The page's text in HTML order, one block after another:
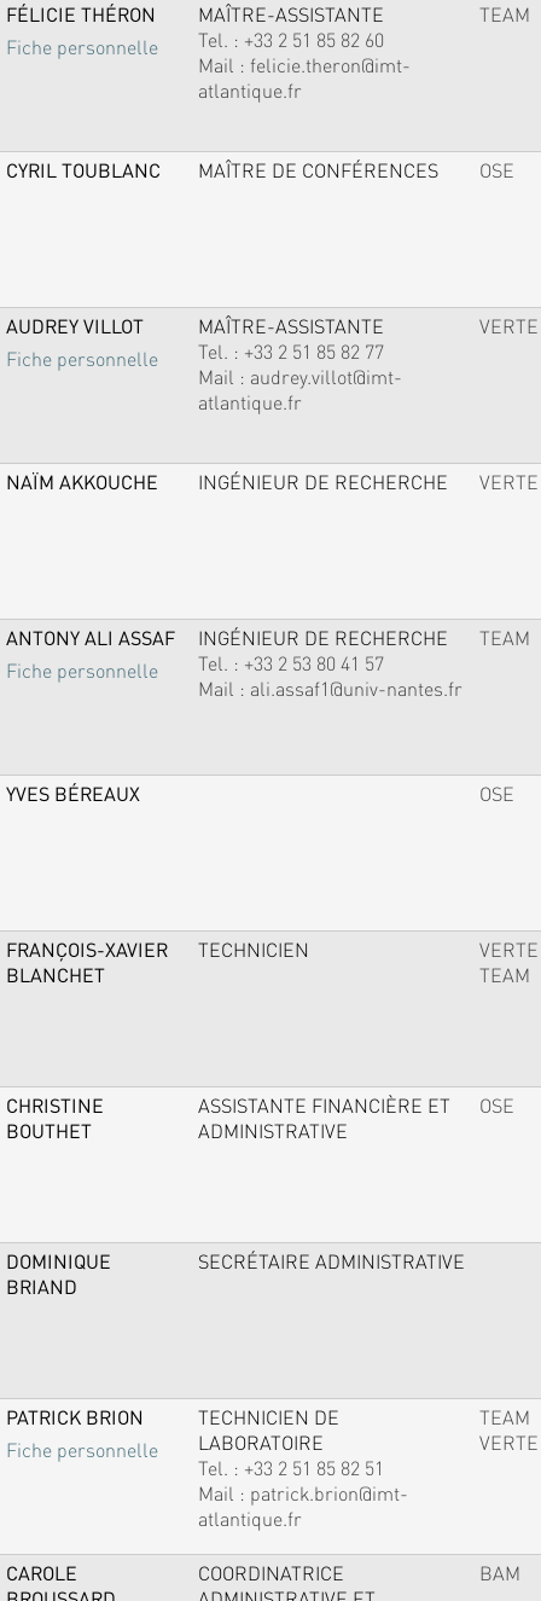
FÉLICIE THÉRON
Fiche personnelle
MAÎTRE-ASSISTANTE
Tel. : +33 2 51 85 82 60
Mail : felicie.theron@imt-
atlantique.fr
TEAM
CYRIL TOUBLANC MAÎTRE DE CONFÉRENCES OSE
AUDREY VILLOT
Fiche personnelle
MAÎTRE-ASSISTANTE
Tel. : +33 2 51 85 82 77
Mail : audrey.villot@imt-
atlantique.fr
VERTE
NAÏM AKKOUCHE INGÉNIEUR DE RECHERCHE VERTE
ANTONY ALI ASSAF
Fiche personnelle
INGÉNIEUR DE RECHERCHE
Tel. : +33 2 53 80 41 57
Mail : ali.assaf1@univ-nantes.fr
TEAM
YVES BÉREAUX OSE
FRANÇOIS-XAVIER
BLANCHET
TECHNICIEN
VERTE
TEAM
CHRISTINE
BOUTHET
ASSISTANTE FINANCIÈRE ET
ADMINISTRATIVE
OSE
DOMINIQUE
BRIAND
SECRÉTAIRE ADMINISTRATIVE
PATRICK BRION
Fiche personnelle
TECHNICIEN DE
LABORATOIRE
Tel. : +33 2 51 85 82 51
Mail : patrick.brion@imt-
atlantique.fr
TEAM
VERTE
CAROLE
COORDINATRICE
BAM